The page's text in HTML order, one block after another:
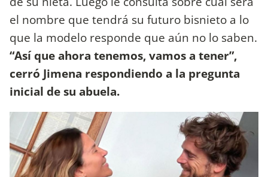
el nombre que tendrá su futuro bisnieto a lo
que la modelo responde que aún no lo saben.
“Así que ahora tenemos, vamos a tener”,
cerró Jimena respondiendo a la pregunta
inicial de su abuela.